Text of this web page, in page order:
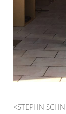
<STEPHN